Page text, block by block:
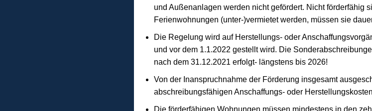
und Außenanlagen werden nicht gefördert. Nicht förderfähig
Ferienwohnungen (unter-)vermietet werden, müssen sie
Die Regelung wird auf Herstellungs- oder
und vor dem 1.1.2022 gestellt wird. Die
nach dem 31.12.2021 erfolgt- längstens bis 2026!
Von der Inanspruchnahme der Förderung insgesamt
abschreibungsfähigen Anschaffungs- oder
Die förderfähigen Wohnungen müssen mindestens in den